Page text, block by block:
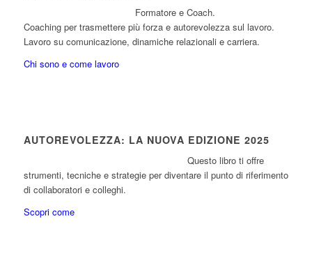
Formatore e Coach.
Coaching per trasmettere più forza e autorevolezza sul lavoro.
Lavoro su comunicazione, dinamiche relazionali e carriera.
Chi sono e come lavoro
AUTOREVOLEZZA: LA NUOVA EDIZIONE 2025
Questo libro ti offre
strumenti, tecniche e strategie per diventare il punto di riferimento
di collaboratori e colleghi.
Scopri come